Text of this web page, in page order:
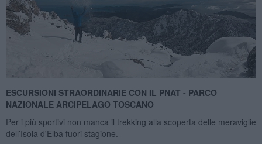
ESCURSIONI STRAORDINARIE CON IL PNAT - PARCO
NAZIONALE ARCIPELAGO TOSCANO
Per i più sportivi non manca il trekking alla scoperta delle meraviglie
dell’Isola d'Elba fuori stagione.